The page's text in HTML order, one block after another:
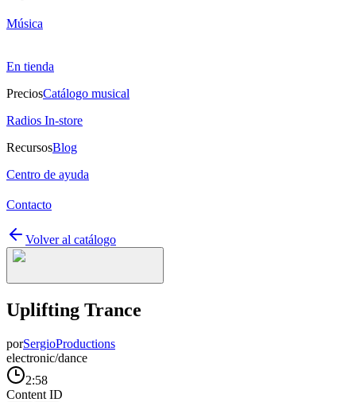
Música
En tienda
PreciosCatálogo musical
Radios In-store
RecursosBlog
Centro de ayuda
Contacto
Volver al catálogo
Uplifting Trance
porSergioProductions
electronic/dance
2:58
Content ID